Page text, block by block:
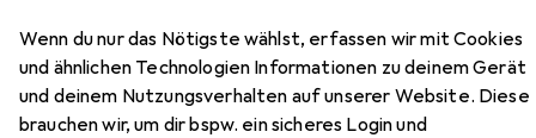
Wenn du nur das Nötigste wählst, erfassen wir mit Cookies
und ähnlichen Technologien Informationen zu deinem Gerät
und deinem Nutzungsverhalten auf unserer Website. Diese
brauchen wir, um dir bspw. ein sicheres Login und
EUR
447,34
CelexonMotor Professional Plus
99", 16:9